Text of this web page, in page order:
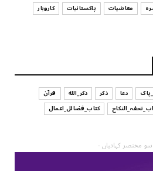
معاشیات پاکستانیات
کاروبار
دعا ذکر ذکر_الله
قرآن
کتاب_فضائل_اعمال
مختصر کہانیاں -